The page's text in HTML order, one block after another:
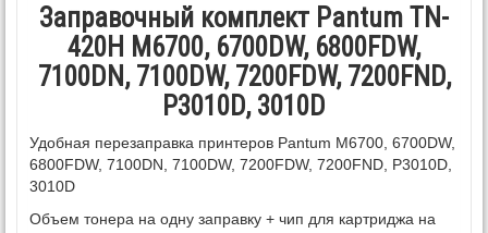
Заправочный комплект Pantum TN-
420H M6700, 6700DW, 6800FDW,
7100DN, 7100DW, 7200FDW, 7200FND,
P3010D, 3010D
Удобная перезаправка принтеров Pantum M6700, 6700DW,
6800FDW, 7100DN, 7100DW, 7200FDW, 7200FND, P3010D,
3010D
Объем тонера на одну заправку + чип для картриджа на